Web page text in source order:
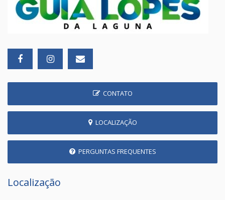
CONTATO
LOCALIZAÇÃO
PERGUNTAS FREQUENTES
Localização